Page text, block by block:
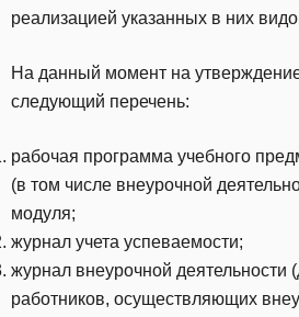
реализацией указанных в них
На данный момент на
следующий перечень:
рабочая программа учебного
(в том числе внеурочной
модуля;
журнал учета успеваемости;
журнал внеурочной деятельности
работников, осуществляющих